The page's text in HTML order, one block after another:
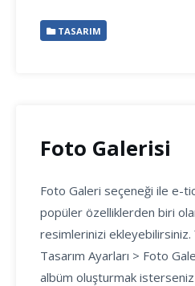
TASARIM
Foto Galerisi
Foto Galeri seçeneği ile e-
popüler özelliklerden biri
resimlerinizi ekleyebilirsiniz.
Tasarım Ayarları > Foto
albüm oluşturmak